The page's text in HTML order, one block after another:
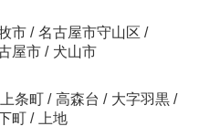
市 / 名古屋市守山区 /
屋市 / 犬山市
上条町 / 高森台 / 大字羽黒 /
町 /
上地